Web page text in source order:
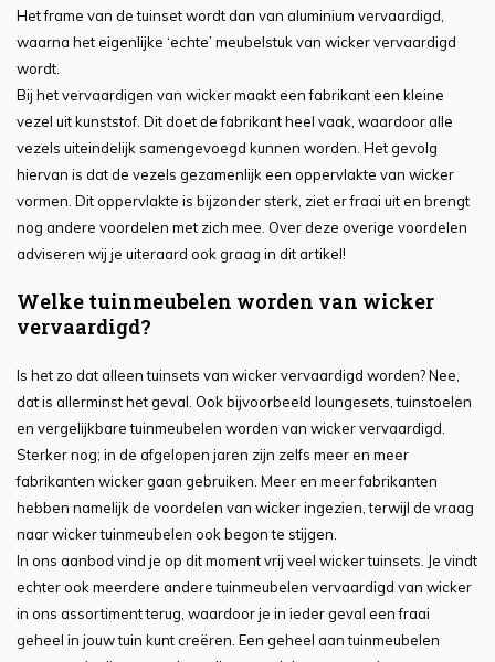
Het frame van de tuinset wordt dan van aluminium vervaardigd,
waarna het eigenlijke ‘echte’ meubelstuk van wicker vervaardigd
wordt.
Bij het vervaardigen van wicker maakt een fabrikant een kleine
vezel uit kunststof. Dit doet de fabrikant heel vaak, waardoor alle
vezels uiteindelijk samengevoegd kunnen worden. Het gevolg
hiervan is dat de vezels gezamenlijk een oppervlakte van wicker
vormen. Dit oppervlakte is bijzonder sterk, ziet er fraai uit en brengt
nog andere voordelen met zich mee. Over deze overige voordelen
adviseren wij je uiteraard ook graag in dit artikel!
Welke tuinmeubelen worden van wicker
vervaardigd?
Is het zo dat alleen tuinsets van wicker vervaardigd worden? Nee,
dat is allerminst het geval. Ook bijvoorbeeld loungesets, tuinstoelen
en vergelijkbare tuinmeubelen worden van wicker vervaardigd.
Sterker nog; in de afgelopen jaren zijn zelfs meer en meer
fabrikanten wicker gaan gebruiken. Meer en meer fabrikanten
hebben namelijk de voordelen van wicker ingezien, terwijl de vraag
naar wicker tuinmeubelen ook begon te stijgen.
In ons aanbod vind je op dit moment vrij veel wicker tuinsets. Je vindt
echter ook meerdere andere tuinmeubelen vervaardigd van wicker
in ons assortiment terug, waardoor je in ieder geval een fraai
geheel in jouw tuin kunt creëren. Een geheel aan tuinmeubelen